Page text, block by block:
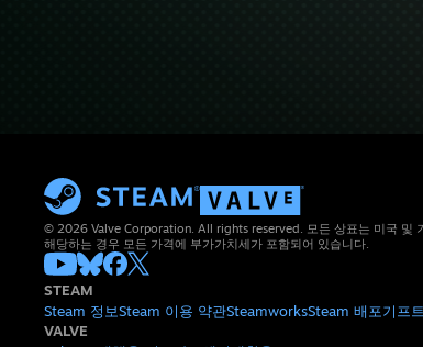
© 2026 Valve Corporation. All rights reserved. 모든 상표는 미국 및
해당하는 경우 모든 가격에 부가가치세가 포함되어 있습니다.
STEAM
Steam 정보Steam 이용 약관SteamworksSteam 배포기프
VALVE